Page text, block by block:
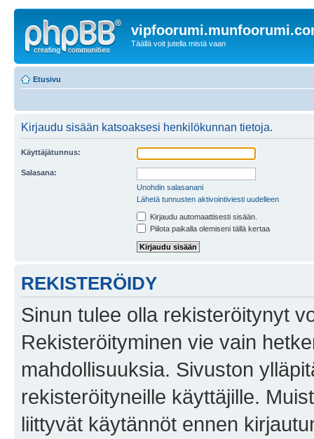
Täällä voit jutella mistä vaan
Etusivu
Kirjaudu sisään katsoaksesi henkilökunnan tietoja.
Käyttäjätunnus:
Salasana:
Unohdin salasanani
Lähetä tunnusten aktivointiviesti uudelleen
Kirjaudu automaattisesti sisään.
Piilota paikalla olemiseni tällä kertaa
REKISTERÖIDY
Sinun tulee olla rekisteröitynyt
Rekisteröityminen vie vain
mahdollisuuksia. Sivuston
rekisteröityneille käyttäjille.
liittyvät käytännöt ennen